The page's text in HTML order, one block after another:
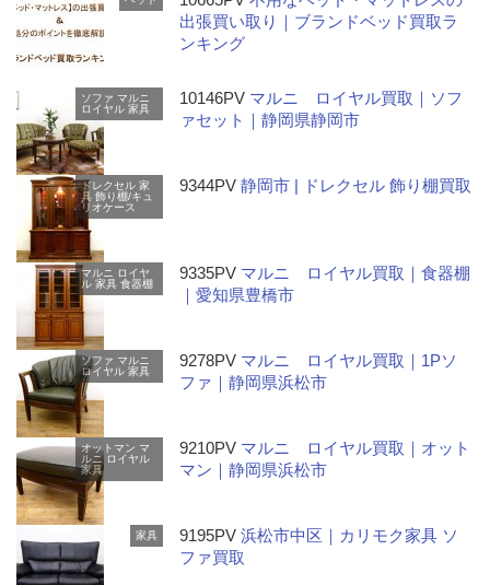
出張買い取り｜ブランドベッド買取ラ
ンキング
ソファ マルニ
ロイヤル 家具
10146PV マルニ ロイヤル買取｜ソフ
ァセット｜静岡県静岡市
ドレクセル 家
具 飾り棚/キュ
リオケース
9344PV静岡市 | ドレクセル 飾り棚買取
マルニ ロイヤ
ル 家具 食器棚
9335PV マルニ ロイヤル買取｜食器棚
｜愛知県豊橋市
ソファ マルニ
ロイヤル 家具
9278PV マルニ ロイヤル買取｜1Pソ
ファ｜静岡県浜松市
オットマン マ
ルニ ロイヤル
家具
9210PV マルニ ロイヤル買取｜オット
マン｜静岡県浜松市
家具 9195PV浜松市中区｜カリモク家具 ソ
ファ買取